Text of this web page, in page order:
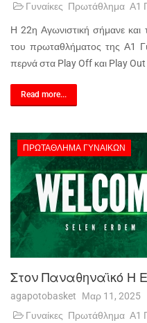
Γυναίκες Πρωτάθλημα Α1
Η 22η Αγωνιστική σήμανε και
του πρωταθλήματος της Α1
περνά στα Play Off και Play
Read more...
ΠΡΩΤΆΘΛΗΜΑ ΓΥΝΑΙΚΏΝ
Στον Παναθηναϊκό Η
agapotobasket Μαρ 11, 2025
Γυναίκες Πρωτάθλημα Α1